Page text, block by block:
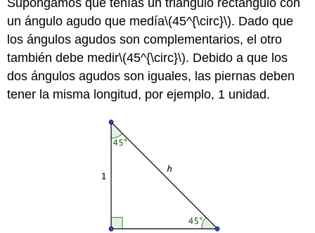
Supongamos que tenías un triángulo rectángulo con
un ángulo agudo que medía\(45^{\circ}\). Dado que
los ángulos agudos son complementarios, el otro
también debe medir\(45^{\circ}\). Debido a que los
dos ángulos agudos son iguales, las piernas deben
tener la misma longitud, por ejemplo, 1 unidad.